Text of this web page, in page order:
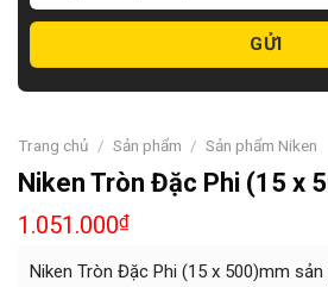
Trang chủ / Sản phẩm / Sản phẩm Niken
Niken Tròn Đặc Phi (15 x
1.051.000₫
Niken Tròn Đặc Phi (15 x 500)mm